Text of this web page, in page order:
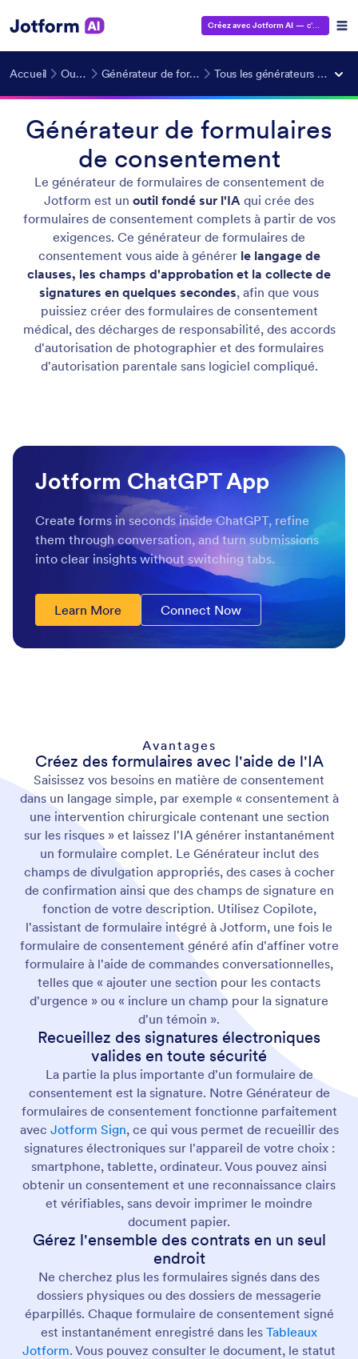
Créez avec Jotform AI — c'est gratuit !
Accueil Outils IA Générateur de formulaires IA Tous les générateurs de formulaires
Générateur de formulaires
de consentement
Le générateur de formulaires de consentement de
Jotform est un outil fondé sur l'IA qui crée des
formulaires de consentement complets à partir de vos
exigences. Ce générateur de formulaires de
consentement vous aide à générer le langage de
clauses, les champs d'approbation et la collecte de
signatures en quelques secondes, afin que vous
puissiez créer des formulaires de consentement
médical, des décharges de responsabilité, des accords
d'autorisation de photographier et des formulaires
d'autorisation parentale sans logiciel compliqué.
Jotform ChatGPT App
Create forms in seconds inside ChatGPT, refine
them through conversation, and turn submissions
into clear insights without switching tabs.
Learn More Connect Now
Avantages
Créez des formulaires avec l'aide de l'IA
Saisissez vos besoins en matière de consentement
dans un langage simple, par exemple « consentement à
une intervention chirurgicale contenant une section
sur les risques » et laissez l'IA générer instantanément
un formulaire complet. Le Générateur inclut des
champs de divulgation appropriés, des cases à cocher
de confirmation ainsi que des champs de signature en
fonction de votre description. Utilisez Copilote,
l'assistant de formulaire intégré à Jotform, une fois le
formulaire de consentement généré afin d'affiner votre
formulaire à l'aide de commandes conversationnelles,
telles que « ajouter une section pour les contacts
d'urgence » ou « inclure un champ pour la signature
d'un témoin ».
Recueillez des signatures électroniques
valides en toute sécurité
La partie la plus importante d'un formulaire de
consentement est la signature. Notre Générateur de
formulaires de consentement fonctionne parfaitement
avec Jotform Sign, ce qui vous permet de recueillir des
signatures électroniques sur l'appareil de votre choix :
smartphone, tablette, ordinateur. Vous pouvez ainsi
obtenir un consentement et une reconnaissance clairs
et vérifiables, sans devoir imprimer le moindre
document papier.
Gérez l'ensemble des contrats en un seul
endroit
Ne cherchez plus les formulaires signés dans des
dossiers physiques ou des dossiers de messagerie
éparpillés. Chaque formulaire de consentement signé
est instantanément enregistré dans les Tableaux
Jotform. Vous pouvez consulter le document, le statut